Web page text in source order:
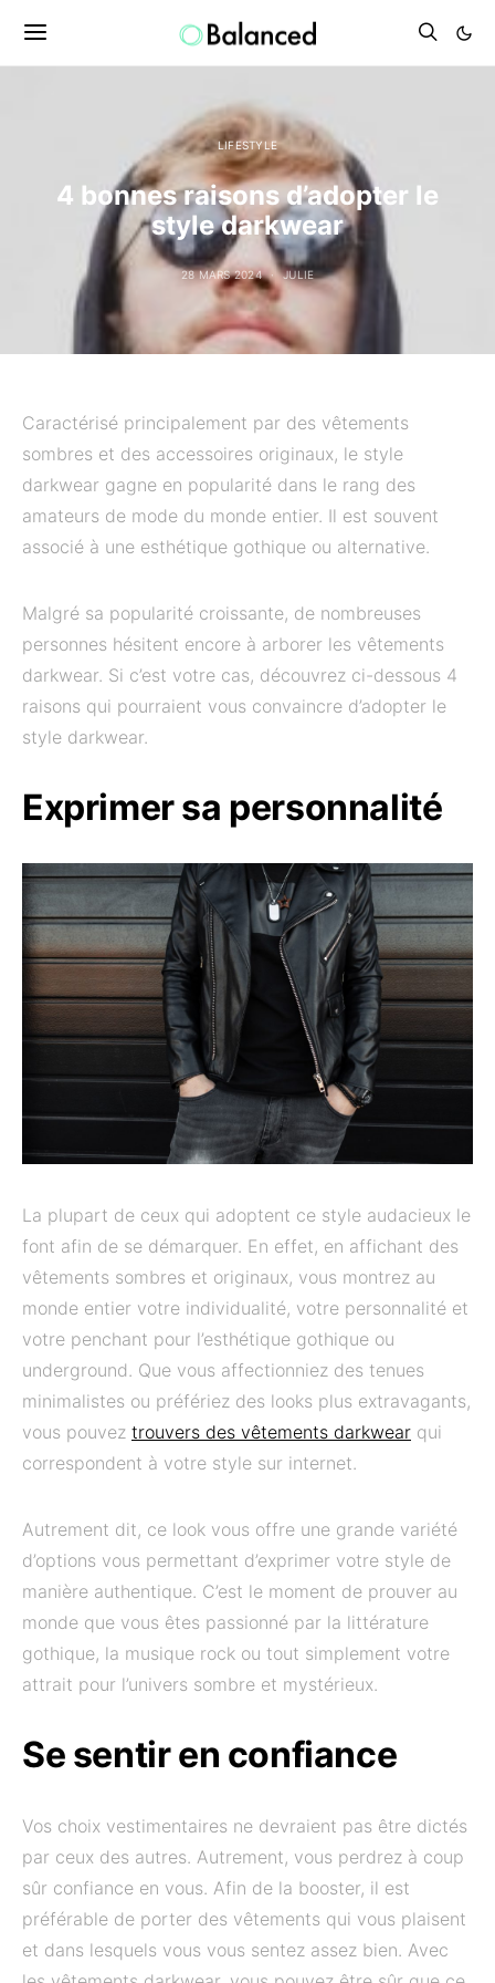
LIFESTYLE
4 bonnes raisons d’adopter le
style darkwear
28 MARS 2024 JULIE
Caractérisé principalement par des vêtements
sombres et des accessoires originaux, le style
darkwear gagne en popularité dans le rang des
amateurs de mode du monde entier. Il est souvent
associé à une esthétique gothique ou alternative.
Malgré sa popularité croissante, de nombreuses
personnes hésitent encore à arborer les vêtements
darkwear. Si c’est votre cas, découvrez ci-dessous 4
raisons qui pourraient vous convaincre d’adopter le
style darkwear.
Exprimer sa personnalité
La plupart de ceux qui adoptent ce style audacieux le
font afin de se démarquer. En effet, en affichant des
vêtements sombres et originaux, vous montrez au
monde entier votre individualité, votre personnalité et
votre penchant pour l’esthétique gothique ou
underground. Que vous affectionniez des tenues
minimalistes ou préfériez des looks plus extravagants,
vous pouvez trouvers des vêtements darkwear qui
correspondent à votre style sur internet.
Autrement dit, ce look vous offre une grande variété
d’options vous permettant d’exprimer votre style de
manière authentique. C’est le moment de prouver au
monde que vous êtes passionné par la littérature
gothique, la musique rock ou tout simplement votre
attrait pour l’univers sombre et mystérieux.
Se sentir en confiance
Vos choix vestimentaires ne devraient pas être dictés
par ceux des autres. Autrement, vous perdrez à coup
sûr confiance en vous. Afin de la booster, il est
préférable de porter des vêtements qui vous plaisent
et dans lesquels vous vous sentez assez bien. Avec